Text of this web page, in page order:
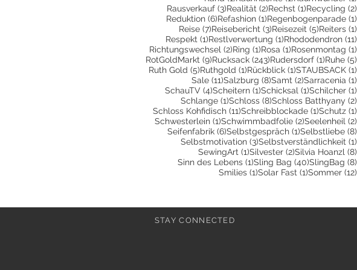
Rausverkauf (3)3 Beiträge
Realität (2)2 Beiträge
Rechst (1)1 Beitrag
Recycling (2)
Reduktion (6)6 Beiträge
Refashion (1)1 Beitrag
Regenbogenparade (1)
Reise (7)7 Beiträge
Reisebericht (3)3 Beiträge
Reisezeit (5)5 Beiträge
Reiters (1)
Respekt (1)1 Beitrag
Restlverwertung (1)1 Beitrag
Rhododendron (11)
Richtungswechsel (2)2 Beiträge
Ring (1)1 Beitrag
Rosa (1)1 Beitrag
Rosenmontag (1)
RotGoldMarkt (9)9 Beiträge
Rucksack (243)243 Beiträge
Rudersdorf (1)1 Beitrag
Ruhe (5)
Ruth Gold (5)5 Beiträge
Ruthgold (1)1 Beitrag
Rückblick (1)1 Beitrag
STAUBSACK (1)
Sale (11)11 Beiträge
Salzburg (8)8 Beiträge
Samt (2)2 Beiträge
Sarracenia (1)
SchauTV (4)4 Beiträge
Scheitern (1)1 Beitrag
Schicksal (1)1 Beitrag
Schilcher (1)
Schlange (1)1 Beitrag
Schloss (8)8 Beiträge
Schloss Batthyany (2)
Schloss Kohfidisch (11)11 Beiträge
Schreibblockade (1)1 Beitrag
Schutz (1)
Schwesterlein (1)1 Beitrag
Schwimmbadfolie (2)2 Beiträge
Seelenheil (2)
Seifenfabrik (6)6 Beiträge
Selbstgespräch (1)1 Beitrag
Selbstliebe (8)
Selbstmotivation (3)3 Beiträge
Selbstverständlichkeit (1)
SewingArt (1)1 Beitrag
Silvester (2)2 Beiträge
Silvia Hoanzl (8)
Sinn des Lebens (1)1 Beitrag
Sling Bag (40)40 Beiträge
SlingBag (8)
Smilies (1)1 Beitrag
Solar Fast (1)1 Beitrag
Sommer (12)
STAY CONNECTED